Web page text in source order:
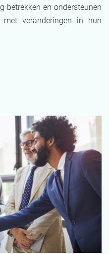
betrekken en ondersteunen
veranderingen in hun